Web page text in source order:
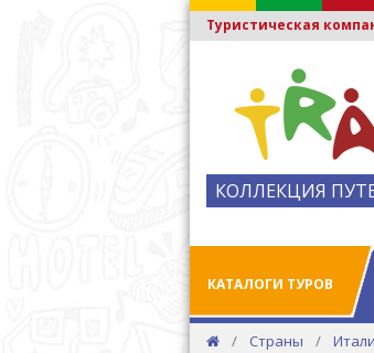
Туристическая
КОЛЛЕКЦИЯ
КАТАЛОГИ ТУРОВ
Страны